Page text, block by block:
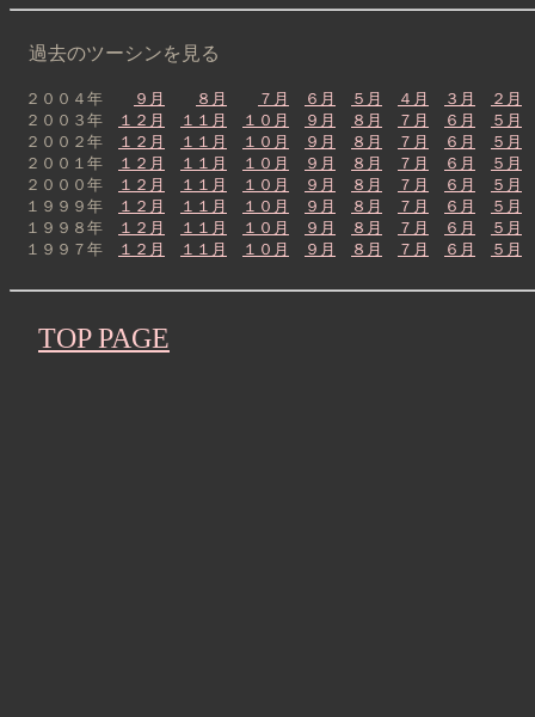
過去のツーシンを見る
２００４年 ９月 ８月 ７月 ６月 ５月 ４月 ３月
２月
２００３年
１２月 １１月 １０月 ９月 ８月 ７月 ６月
５月
２００２年
１２月 １１月 １０月 ９月 ８月 ７月 ６月
５月
２００１年
１２月 １１月 １０月 ９月 ８月 ７月 ６月
５月
２０００年
１２月 １１月 １０月 ９月 ８月 ７月 ６月
５月
１９９９年
１２月 １１月 １０月 ９月 ８月 ７月 ６月
５月
１９９８年
１２月 １１月 １０月 ９月 ８月 ７月 ６月
５月
１９９７年
１２月 １１月 １０月 ９月 ８月 ７月 ６月 ５月
TOP PAGE